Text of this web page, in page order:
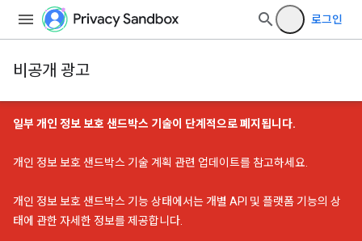
로그인
비공개 광고
일부 개인 정보 보호 샌드박스 기술이 단계적으로 폐지됩니다.
개인 정보 보호 샌드박스 기술 계획 관련 업데이트를 참고하세요.
개인 정보 보호 샌드박스 기능 상태에서는 개별 API 및 플랫폼 기능의 상
태에 관한 자세한 정보를 제공합니다.